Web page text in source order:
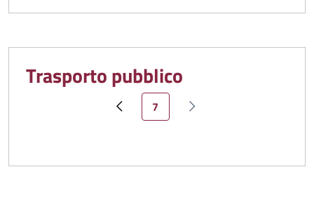
Trasporto pubblico
Pagina precedente
Pagina attuale
7 Pagina successiva